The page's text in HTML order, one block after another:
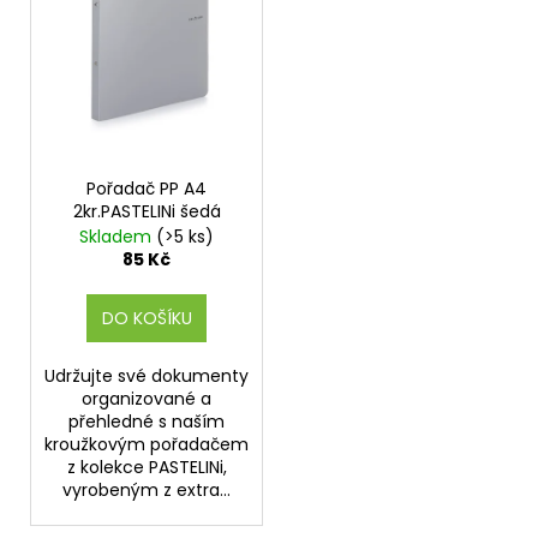
Pořadač PP A4
2kr.PASTELINi šedá
Skladem (>5 ks)
85 Kč
DO KOŠÍKU
Udržujte své dokumenty
organizované a
přehledné s naším
kroužkovým pořadačem
z kolekce PASTELINi,
vyrobeným z extra...